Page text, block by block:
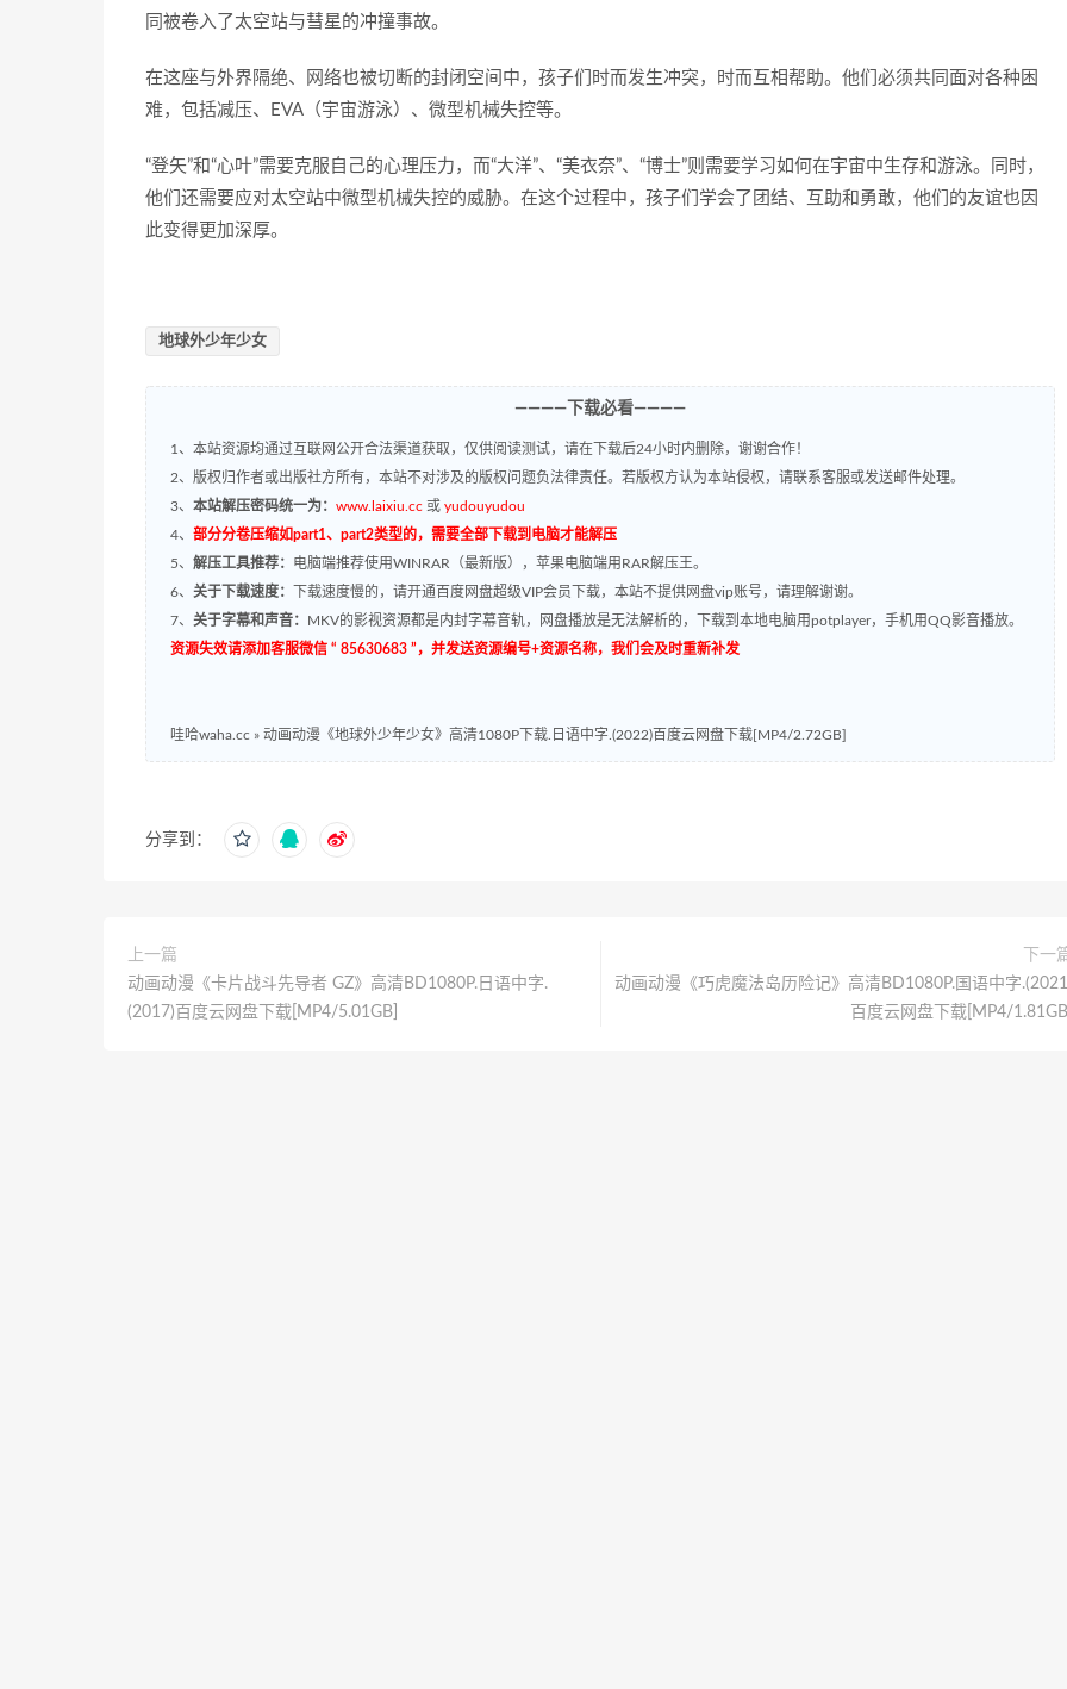
同被卷入了太空站与彗星的冲撞事故。
在这座与外界隔绝、网络也被切断的封闭空间中，孩子们时而发生冲突，时而互相帮助。他们必须共同面对各种困
难，包括减压、EVA（宇宙游泳）、微型机械失控等。
“登矢”和“心叶”需要克服自己的心理压力，而“大洋”、“美衣奈”、“博士”则需要学习如何在宇宙中生存和游泳。同时，
他们还需要应对太空站中微型机械失控的威胁。在这个过程中，孩子们学会了团结、互助和勇敢，他们的友谊也因
此变得更加深厚。
地球外少年少女
————下载必看————
1、本站资源均通过互联网公开合法渠道获取，仅供阅读测试，请在下载后24小时内删除，谢谢合作！
2、版权归作者或出版社方所有，本站不对涉及的版权问题负法律责任。若版权方认为本站侵权，请联系客服或发送邮件处理。
3、 本站解压密码统一为： www.laixiu.cc 或 yudouyudou
4、 部分分卷压缩如part1、part2类型的，需要全部下载到电脑才能解压
5、 解压工具推荐： 电脑端推荐使用WINRAR（最新版），苹果电脑端用RAR解压王。
6、 关于下载速度：
下载速度慢的，请开通百度网盘超级VIP会员下载，本站不提供网盘vip账号，请理解谢谢。
7、 关于字幕和声音： MKV的影视资源都是内封字幕音轨，网盘播放是无法解析的，下载到本地电脑用potplayer，手机用QQ影音播放。
资源失效请添加客服微信 “ 85630683 ”，并发送资源编号+资源名称，我们会及时重新补发
哇哈waha.cc » 动画动漫《地球外少年少女》高清1080P下载.日语中字.(2022)百度云网盘下载[MP4/2.72GB]
分享到：
上一篇
动画动漫《卡片战斗先导者 GZ》高清BD1080P.日语中字.
(2017)百度云网盘下载[MP4/5.01GB]
下一
动画动漫《巧虎魔法岛历险记》高清BD1080P.国语中字
百度云网盘下载[MP4/